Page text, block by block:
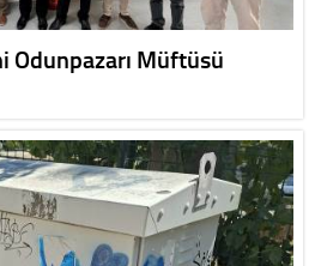
Odunpazarı Müftüsü